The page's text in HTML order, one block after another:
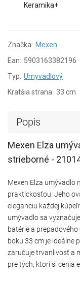
Keramika+
Značka: Mexen
Ean: 5903163382196
Typ: Umyvadlový
Kratšia strana: 33 cm
Popis
Mexen Elza
strieborné -
Mexen Elza umývadlo
praktickosťou. Jeho
eleganciu každej
umývadlo sa
batérie a
boku 33 cm je ideálne
zaručuje trvanlivosť a
pre tých, ktorí si cenia